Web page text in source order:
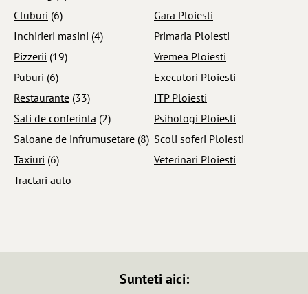
Cluburi (6)
Inchirieri masini (4)
Pizzerii (19)
Puburi (6)
Restaurante (33)
Sali de conferinta (2)
Saloane de infrumusetare (8)
Taxiuri (6)
Tractari auto
Gara Ploiesti
Primaria Ploiesti
Vremea Ploiesti
Executori Ploiesti
ITP Ploiesti
Psihologi Ploiesti
Scoli soferi Ploiesti
Veterinari Ploiesti
Sunteti aici: